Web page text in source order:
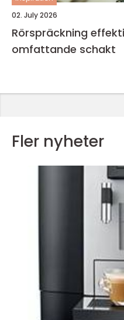
02. July 2026
Rörspräckning effektivt rörbyte utan
omfattande schakt
Fler nyheter